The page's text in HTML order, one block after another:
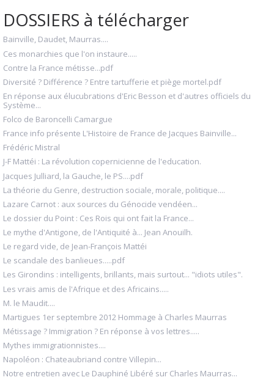
DOSSIERS à télécharger
Bainville, Daudet, Maurras....
Ces monarchies que l'on instaure.....
Contre la France métisse...pdf
Diversité ? Différence ? Entre tartufferie et piège mortel.pdf
En réponse aux élucubrations d'Eric Besson et d'autres officiels du
Système...
Folco de Baroncelli Camargue
France info présente L'Histoire de France de Jacques Bainville...
Frédéric Mistral
J-F Mattéi : La révolution copernicienne de l'education.
Jacques Julliard, la Gauche, le PS....pdf
La théorie du Genre, destruction sociale, morale, politique....
Lazare Carnot : aux sources du Génocide vendéen...
Le dossier du Point : Ces Rois qui ont fait la France...
Le mythe d'Antigone, de l'Antiquité à... Jean Anouilh.
Le regard vide, de Jean-François Mattéi
Le scandale des banlieues.....pdf
Les Girondins : intelligents, brillants, mais surtout... "idiots utiles".
Les vrais amis de l'Afrique et des Africains.....
M. le Maudit....
Martigues 1er septembre 2012 Hommage à Charles Maurras
Métissage ? Immigration ? En réponse à vos lettres.....
Mythes immigrationnistes....
Napoléon : Chateaubriand contre Villepin...
Notre entretien avec Le Dauphiné Libéré sur Charles Maurras...